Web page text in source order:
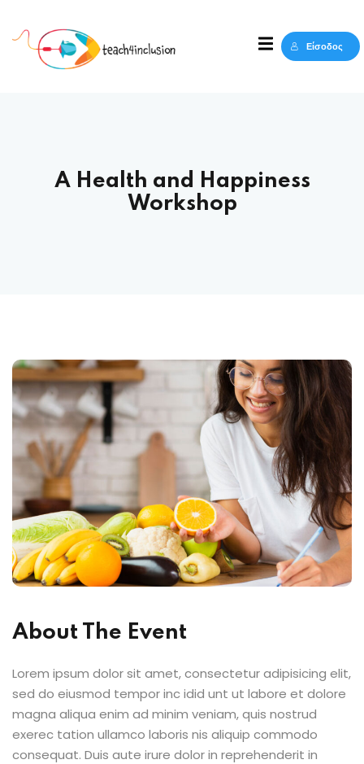
Είσοδος
A Health and Happiness
Workshop
About The Event
Lorem ipsum dolor sit amet, consectetur adipisicing elit,
sed do eiusmod tempor inc idid unt ut labore et dolore
magna aliqua enim ad minim veniam, quis nostrud
exerec tation ullamco laboris nis aliquip commodo
consequat. Duis aute irure dolor in reprehenderit in